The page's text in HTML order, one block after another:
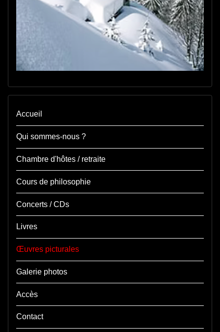
Accueil
Qui sommes-nous ?
Chambre d'hôtes / retraite
Cours de philosophie
Concerts / CDs
Livres
Œuvres picturales
Galerie photos
Accès
Contact